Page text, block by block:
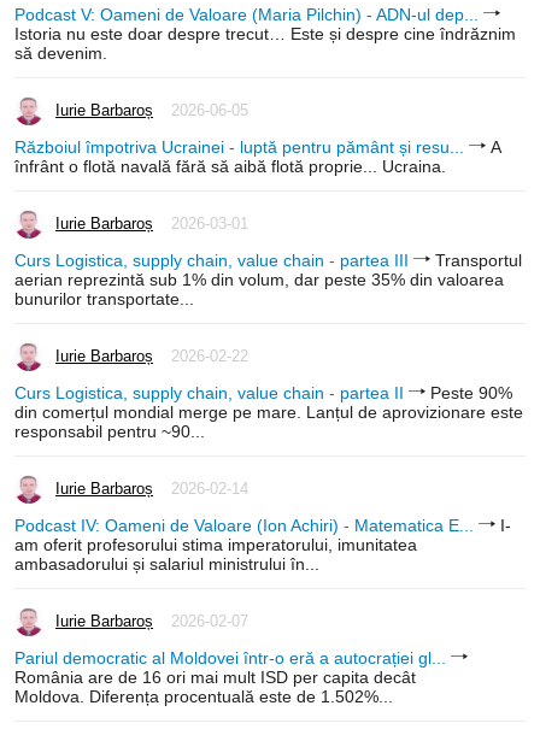
Podcast V: Oameni de Valoare (Maria Pilchin) - ADN-ul dep...
Istoria nu este doar despre trecut… Este și despre cine îndrăznim
să devenim.
Iurie Barbaroș 2026-06-05
Războiul împotriva Ucrainei - luptă pentru pământ și resu...
A
înfrânt o flotă navală fără să aibă flotă proprie... Ucraina.
Iurie Barbaroș 2026-03-01
Curs Logistica, supply chain, value chain - partea III
Transportul
aerian reprezintă sub 1% din volum, dar peste 35% din valoarea
bunurilor transportate...
Iurie Barbaroș 2026-02-22
Curs Logistica, supply chain, value chain - partea II
Peste 90%
din comerțul mondial merge pe mare. Lanțul de aprovizionare este
responsabil pentru ~90...
Iurie Barbaroș 2026-02-14
Podcast IV: Oameni de Valoare (Ion Achiri) - Matematica E...
I-
am oferit profesorului stima imperatorului, imunitatea
ambasadorului și salariul ministrului în...
Iurie Barbaroș 2026-02-07
Pariul democratic al Moldovei într-o eră a autocrației gl...
România are de 16 ori mai mult ISD per capita decât
Moldova. Diferența procentuală este de 1.502%...